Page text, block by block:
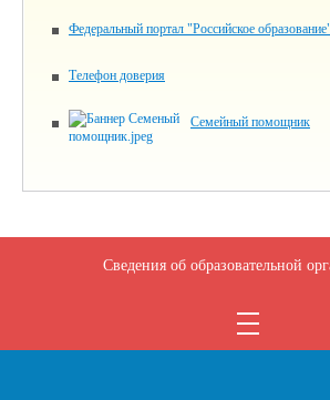
Федеральный портал "Российское
Телефон доверия
Семейный помощник
Сведения об образовательной